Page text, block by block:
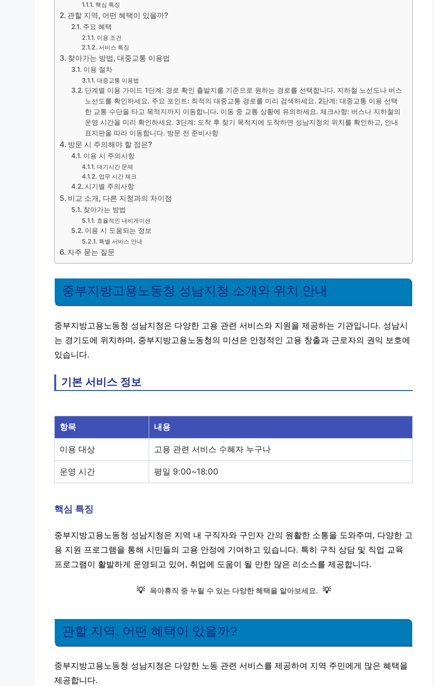
핵심 특징
관할 지역, 어떤 혜택이 있을까?
주요 혜택
이용 조건
서비스 특징
찾아가는 방법, 대중교통 이용법
이용 절차
대중교통 이용법
단계별 이용 가이드 1단계: 경로 확인 출발지를 기준으로 원하는 경로를 선택합니다. 지하철 노선도나 버스
노선도를 확인하세요. 주요 포인트: 최적의 대중교통 경로를 미리 검색하세요. 2단계: 대중교통 이용 선택
한 교통 수단을 타고 목적지까지 이동합니다. 이동 중 교통 상황에 유의하세요. 체크사항: 버스나 지하철의
운영 시간을 미리 확인하세요. 3단계: 도착 후 찾기 목적지에 도착하면 성남지청의 위치를 확인하고, 안내
표지판을 따라 이동합니다. 방문 전 준비사항
방문 시 주의해야 할 점은?
이용 시 주의사항
대기시간 문제
업무 시간 체크
시기별 주의사항
비교 소개, 다른 지청과의 차이점
찾아가는 방법
효율적인 내비게이션
이용 시 도움되는 정보
특별 서비스 안내
자주 묻는 질문
중부지방고용노동청 성남지청 소개와 위치 안내
중부지방고용노동청 성남지청은 다양한 고용 관련 서비스와 지원을 제공하는 기관입니다. 성남시
는 경기도에 위치하며, 중부지방고용노동청의 미션은 안정적인 고용 창출과 근로자의 권익 보호에
있습니다.
기본 서비스 정보
항목 내용
이용 대상 고용 관련 서비스 수혜자 누구나
운영 시간 평일 9:00~18:00
핵심 특징
중부지방고용노동청 성남지청은 지역 내 구직자와 구인자 간의 원활한 소통을 도와주며, 다양한 고
용 지원 프로그램을 통해 시민들의 고용 안정에 기여하고 있습니다. 특히 구직 상담 및 직업 교육
프로그램이 활발하게 운영되고 있어, 취업에 도움이 될 만한 많은 리소스를 제공합니다.
💡 육아휴직 중 누릴 수 있는 다양한 혜택을 알아보세요. 💡
관할 지역, 어떤 혜택이 있을까?
중부지방고용노동청 성남지청은 다양한 노동 관련 서비스를 제공하여 지역 주민에게 많은 혜택을
제공합니다.